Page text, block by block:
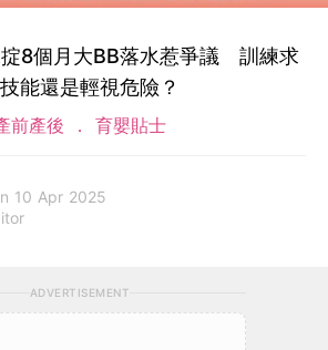
掟8個月大BB落水惹爭議 訓練求
能還是輕視危險？
前產後 育嬰貼士
10 Apr 2025
ADVERTISEMENT